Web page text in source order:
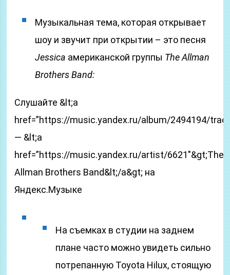
Музыкальная тема, которая открывает
шоу и звучит при открытии – это песня
Jessica американской группы The Allman
Brothers Band:
Слушайте &lt;a
href=”https://music.yandex.ru/album/2494194/
— &lt;a
href=”https://music.yandex.ru/artist/6621″&gt;The
Allman Brothers Band&lt;/a&gt; на
Яндекс.Музыке
На съемках в студии на заднем
плане часто можно увидеть сильно
потрепанную Toyota Hilux, стоящую